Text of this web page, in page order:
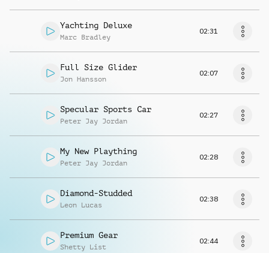
Yachting Deluxe
Marc Bradley
02:31
Full Size Glider
Jon Hansson
02:07
Specular Sports Car
Peter Jay Jordan
02:27
My New Plaything
Peter Jay Jordan
02:28
Diamond-Studded
Leon Lucas
02:38
Premium Gear
Shetty List
02:44